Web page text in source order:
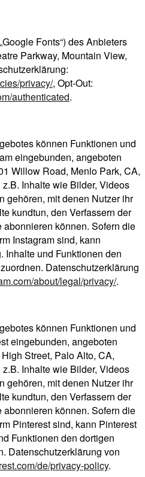
Fonts“) des Anbieters
Parkway, Mountain View,
privacy/, Opt-Out:
authenticated.
können Funktionen und
eingebunden, angeboten
Willow Road, Menlo Park, CA,
Inhalte wie Bilder, Videos
gehören, mit denen Nutzer ihr
kundtun, den Verfassern der
können. Sofern die
Instagram sind, kann
Inhalte und Funktionen den
Datenschutzerklärung
about/legal/privacy/.
können Funktionen und
eingebunden, angeboten
Street, Palo Alto, CA,
Inhalte wie Bilder, Videos
gehören, mit denen Nutzer ihr
kundtun, den Verfassern der
können. Sofern die
Pinterest sind, kann Pinterest
Funktionen den dortigen
Datenschutzerklärung von
de/privacy-policy.